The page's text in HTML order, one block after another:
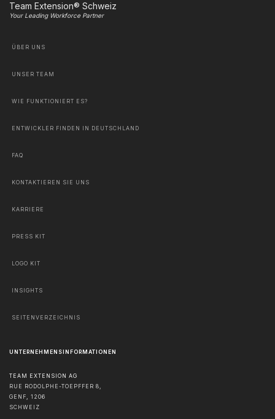
Team Extension® Schweiz
Your Leading Workforce Partner
ÜBER UNS
UNSER TEAM
WIE FUNKTIONIERT ES?
ENTWICKLER FINDEN IN DEUTSCHLAND
FAQ
KONTAKTIEREN SIE UNS
KARRIERE
PRESS KIT
LOGO KIT
INSIGHTS
SEITENVERZEICHNIS
UNTERNEHMENSINFORMATIONEN
TEAM EXTENSION AG
RUE RODOLPHE-TOEPFFER 8,
GENF, 1206
SCHWEIZ